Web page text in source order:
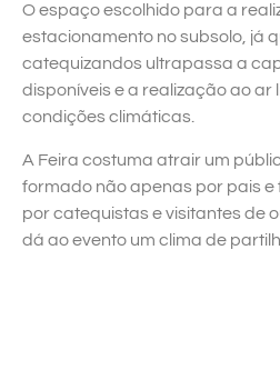
O espaço escolhido para a
estacionamento no subsolo, já
catequizandos ultrapassa a
disponíveis e a realização ao ar
condições climáticas.
A Feira costuma atrair um
formado não apenas por pais
por catequistas e visitantes de
dá ao evento um clima de